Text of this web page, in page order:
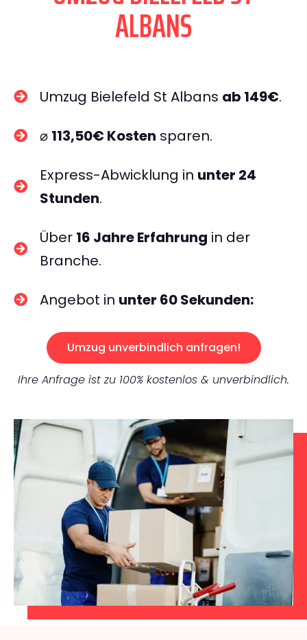
ALBANS
Umzug Bielefeld St Albans ab 149€.
⌀ 113,50€ Kosten sparen.
Express-Abwicklung in unter 24
Stunden.
Über 16 Jahre Erfahrung in der
Branche.
Angebot in unter 60 Sekunden:
Umzug unverbindlich anfragen!
Ihre Anfrage ist zu 100% kostenlos & unverbindlich.